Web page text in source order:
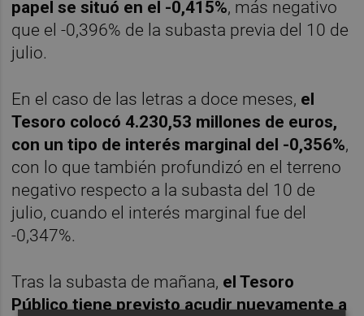
papel se situó en el -0,415%, más negativo
que el -0,396% de la subasta previa del 10 de
julio.
En el caso de las letras a doce meses, el
Tesoro colocó 4.230,53 millones de euros,
con un tipo de interés marginal del -0,356%,
con lo que también profundizó en el terreno
negativo respecto a la subasta del 10 de
julio, cuando el interés marginal fue del
-0,347%.
Tras la subasta de mañana, el Tesoro
Público tiene previsto acudir nuevamente a